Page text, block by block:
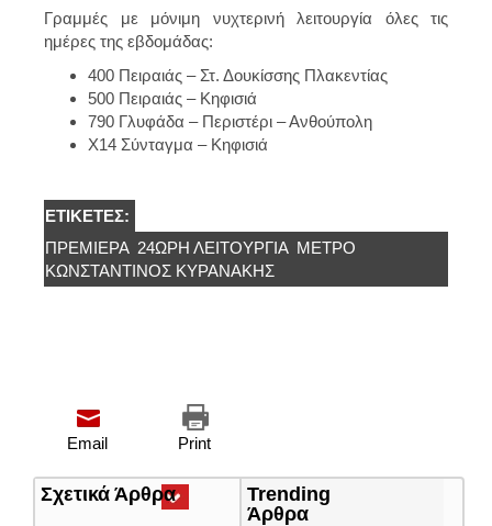
Γραμμές με μόνιμη νυχτερινή λειτουργία όλες τις
ημέρες της εβδομάδας:
400 Πειραιάς – Στ. Δουκίσσης Πλακεντίας
500 Πειραιάς – Κηφισιά
790 Γλυφάδα – Περιστέρι – Ανθούπολη
Χ14 Σύνταγμα – Κηφισιά
ΕΤΙΚΈΤΕΣ:
ΠΡΕΜΙΕΡΑ 24ΩΡΗ ΛΕΙΤΟΥΡΓΊΑ ΜΕΤΡΌ
ΚΩΝΣΤΑΝΤΊΝΟΣ ΚΥΡΑΝΆΚΗΣ
Print
Email
Σχετικά Άρθρα(ενεργή
καρτέλα)
Trending
Άρθρα